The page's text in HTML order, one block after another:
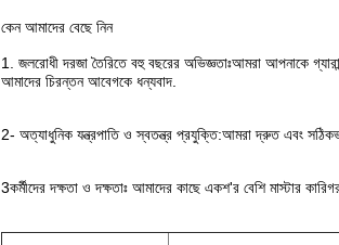
কেন আমাদের বেছে নিন
1. জলরোধী দরজা তৈরিতে বহু বছরের অভিজ্ঞতাঃআমরা আপনাকে
আমাদের চিরন্তন আবেগকে ধন্যবাদ.
2- অত্যাধুনিক যন্ত্রপাতি ও স্বতন্ত্র প্রযুক্তি:আমরা দ্রুত এবং
3কর্মীদের দক্ষতা ও দক্ষতাঃ আমাদের কাছে একশ'র বেশি মাস্টার